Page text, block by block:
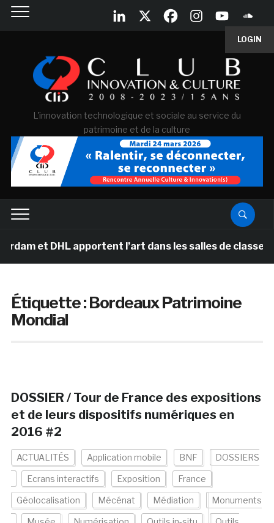
LOGIN
L'innovation technologique et sociale au service du
patrimoine et de la culture
et DHL apportent l’art dans les salles de classe des
Étiquette :Bordeaux Patrimoine
Mondial
DOSSIER / Tour de France des expositions
et de leurs dispositifs numériques en
2016 #2
ACTUALITÉS Application mobile BNF DOSSIERS
Ecrans interactifs Exposition France
Géolocalisation Mécénat Médiation Monuments